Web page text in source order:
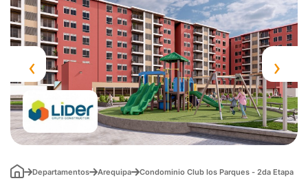
‹ ›
Departamentos Arequipa Condominio Club los Parques - 2da Etapa